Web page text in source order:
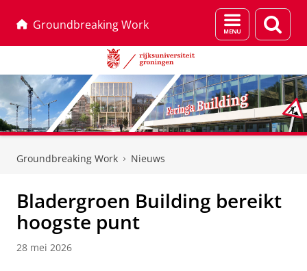
Groundbreaking Work
Menu
en
Groundbreaking Work Nieuws
Bladergroen Building bereikt
hoogste punt
28 mei 2026